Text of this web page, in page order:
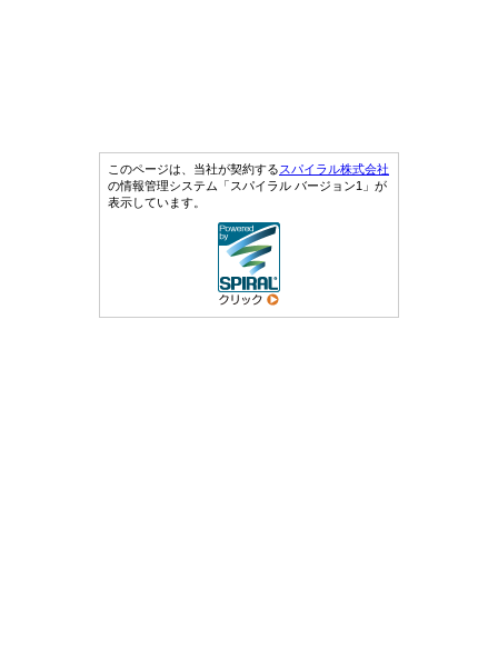
このページは、当社が契約するスパイラル株式会社
の情報管理システム「スパイラル バージョン1」が
表示しています。